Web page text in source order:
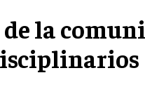
la